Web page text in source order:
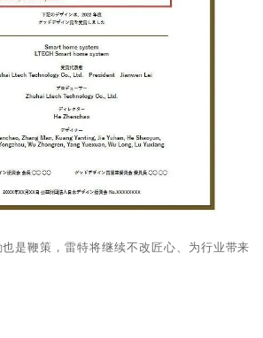
是鞭策，雷特将继续不改匠心、为行业带来